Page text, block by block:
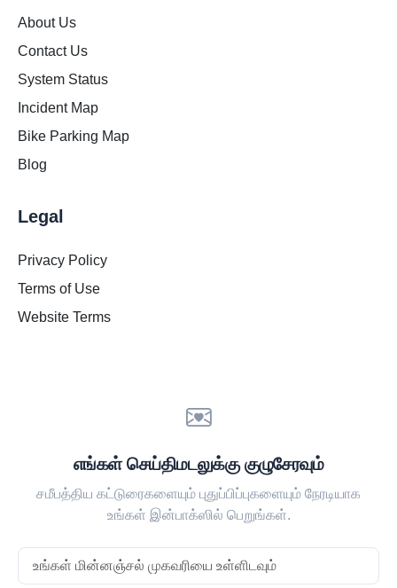
About Us
Contact Us
System Status
Incident Map
Bike Parking Map
Blog
Legal
Privacy Policy
Terms of Use
Website Terms
எங்கள் செய்திமடலுக்கு குழுசேரவும்
சமீபத்திய கட்டுரைகளையும் புதுப்பிப்புகளையும் நேரடியாக
உங்கள் இன்பாக்ஸில் பெறுங்கள்.
Email